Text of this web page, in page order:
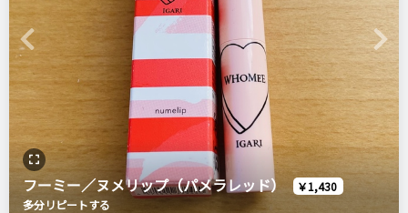
Previous Next
フーミー／ヌメリップ（パメラレッド）
￥1,430
多分リピートする